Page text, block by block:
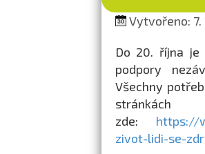
Vytvořeno: 7.
Do 20. října je
podpory
Všechny
zde: https://
zivot-lidi-se-